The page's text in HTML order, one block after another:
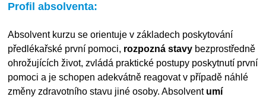
Profil absolventa:
Absolvent kurzu se orientuje v základech poskytování
předlékařské první pomoci, rozpozná stavy bezprostředně
ohrožujících život, zvládá praktické postupy poskytnutí první
pomoci a je schopen adekvátně reagovat v případě náhlé
změny zdravotního stavu jiné osoby. Absolvent umí